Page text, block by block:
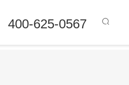
400-625-0567